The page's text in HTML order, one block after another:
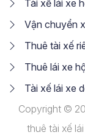
Tài xế lái xe
Vận chuyển
Thuê tài xế
Thuê lái xe
Tài xế lái xe
Copyright ©
thuê tài xế